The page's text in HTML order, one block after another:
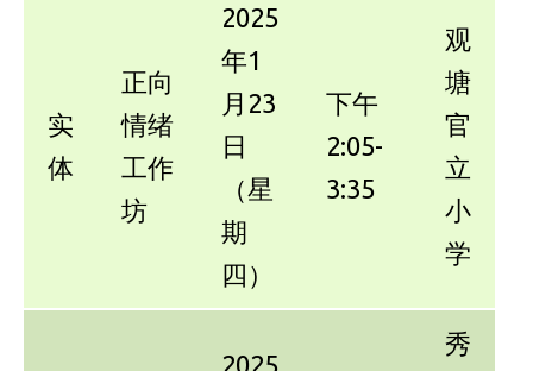
实
体
正向
情绪
工作
坊
2025
年1
月23
日
（星
期
四）
下午
2:05-
3:35
观
塘
官
立
小
学
2025
秀